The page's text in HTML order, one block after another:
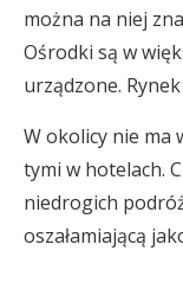
można na niej
Ośrodki są w
urządzone.
W okolicy nie ma
tymi w hotelach.
niedrogich
oszałamiającą